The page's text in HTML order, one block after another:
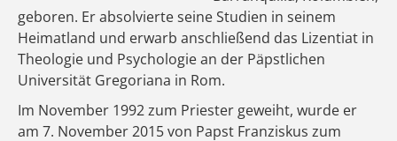
geboren. Er absolvierte seine Studien in seinem
Heimatland und erwarb anschließend das Lizentiat in
Theologie und Psychologie an der Päpstlichen
Universität Gregoriana in Rom.
Im November 1992 zum Priester geweiht, wurde er
am 7. November 2015 von Papst Franziskus zum